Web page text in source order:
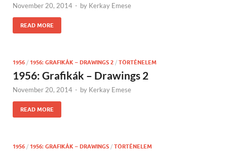
November 20, 2014 - by Kerkay Emese
READ MORE
1956 / 1956: GRAFIKÁK – DRAWINGS 2 / TÖRTÉNELEM
1956: Grafikák – Drawings 2
November 20, 2014 - by Kerkay Emese
READ MORE
1956 / 1956: GRAFIKÁK – DRAWINGS / TÖRTÉNELEM